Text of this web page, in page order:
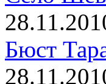
Бюст